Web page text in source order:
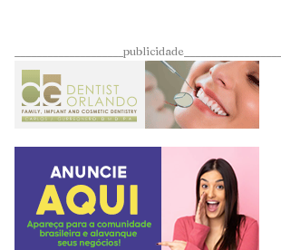
____________________publicidade___________________